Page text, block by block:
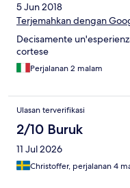
5 Jun 2018
Terjemahkan dengan
Decisamente
cortese
Perjalanan 2 malam
Ulasan terverifikasi
2/10 Buruk
11 Jul 2026
Christoffer, perjalanan 4